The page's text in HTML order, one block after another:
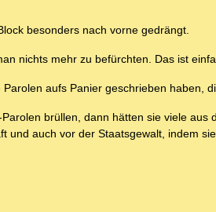
besonders nach vorne gedrängt.
nichts mehr zu befürchten. Das ist
aufs Panier geschrieben haben,
brüllen, dann hätten sie viele aus
und auch vor der Staatsgewalt, indem